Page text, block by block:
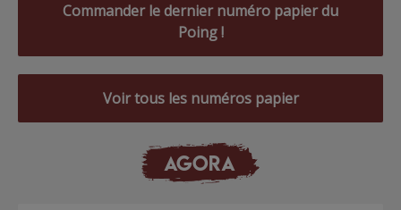
Commander le dernier numéro papier du
Poing !
Voir tous les numéros papier
AGORA